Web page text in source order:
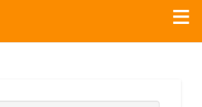
с настоящото съобщение